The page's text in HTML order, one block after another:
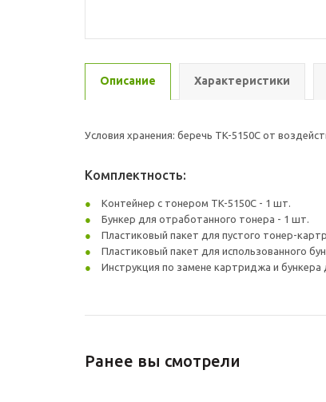
Описание Характеристики
Условия хранения: беречь TK-5150C от
Комплектность:
Контейнер с тонером TK-5150C - 1 шт.
Бункер для отработанного тонера - 1 шт.
Пластиковый пакет для пустого тонер-
Пластиковый пакет для использованного
Инструкция по замене картриджа и
Ранее вы смотрели